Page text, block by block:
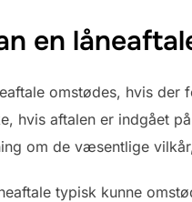
en
omstødes, hvis
hvis aftalen er indgået
om de væsentlige
typisk kunne